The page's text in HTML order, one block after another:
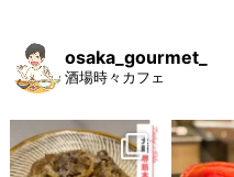
osaka_gourmet_
酒場時々カフェ